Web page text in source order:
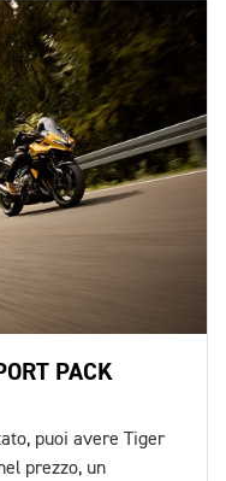
PACK
puoi avere Tiger
prezzo, un